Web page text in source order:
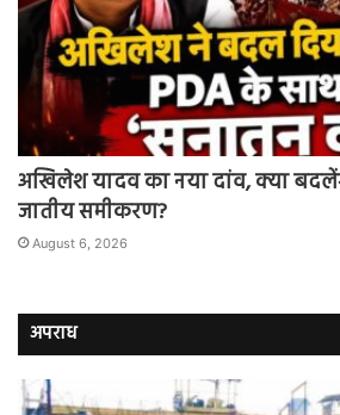
अखिलेश यादव का नया दांव, क्या
जातीय समीकरण?
August 6, 2026
अपराध